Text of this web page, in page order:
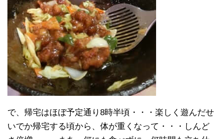
で、帰宅はほぼ予定通り8時半頃・・・楽しく遊んだせ
いでか帰宅する頃から、体が重くなって・・・しんど